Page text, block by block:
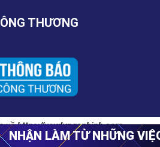
THƯƠNG
vềhttps://xaydunganbinh.com
VIỆC NHỎ NHẤT ★